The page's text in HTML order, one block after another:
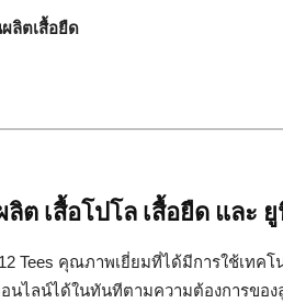
ลิตเสื้อยืด
ลิต เสื้อโปโล เสื้อยืด และ
12 Tees คุณภาพเยี่ยมที่ได้มีการใช้เทค
นไลน์ได้ในทันทีตามความต้องการของ